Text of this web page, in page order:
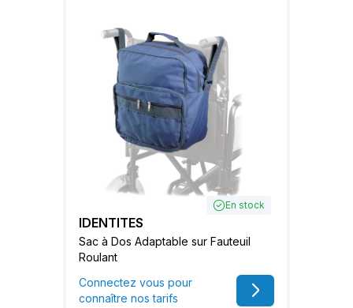
En stock
IDENTITES
Sac à Dos Adaptable sur Fauteuil
Roulant
Connectez vous pour
connaître nos tarifs